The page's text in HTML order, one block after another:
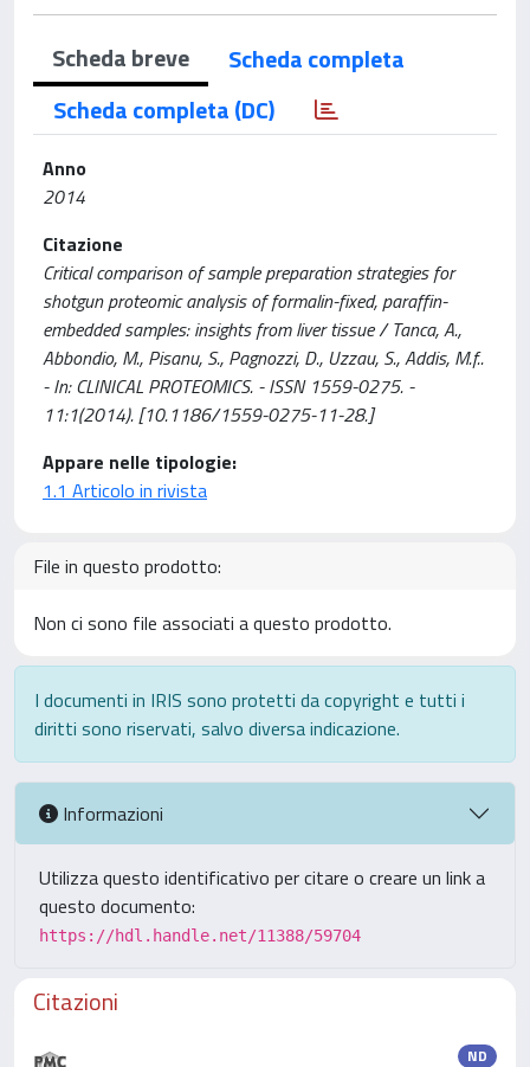
Scheda breve
Scheda completa
Scheda completa (DC)
Anno
2014
Citazione
Critical comparison of sample preparation strategies for
shotgun proteomic analysis of formalin-fixed, paraffin-
embedded samples: insights from liver tissue / Tanca, A.,
Abbondio, M., Pisanu, S., Pagnozzi, D., Uzzau, S., Addis, M.f..
- In: CLINICAL PROTEOMICS. - ISSN 1559-0275. -
11:1(2014). [10.1186/1559-0275-11-28.]
Appare nelle tipologie:
1.1 Articolo in rivista
File in questo prodotto:
Non ci sono file associati a questo prodotto.
I documenti in IRIS sono protetti da copyright e tutti i
diritti sono riservati, salvo diversa indicazione.
Informazioni
Utilizza questo identificativo per citare o creare un link a
questo documento:
https://hdl.handle.net/11388/59704
Citazioni
ND